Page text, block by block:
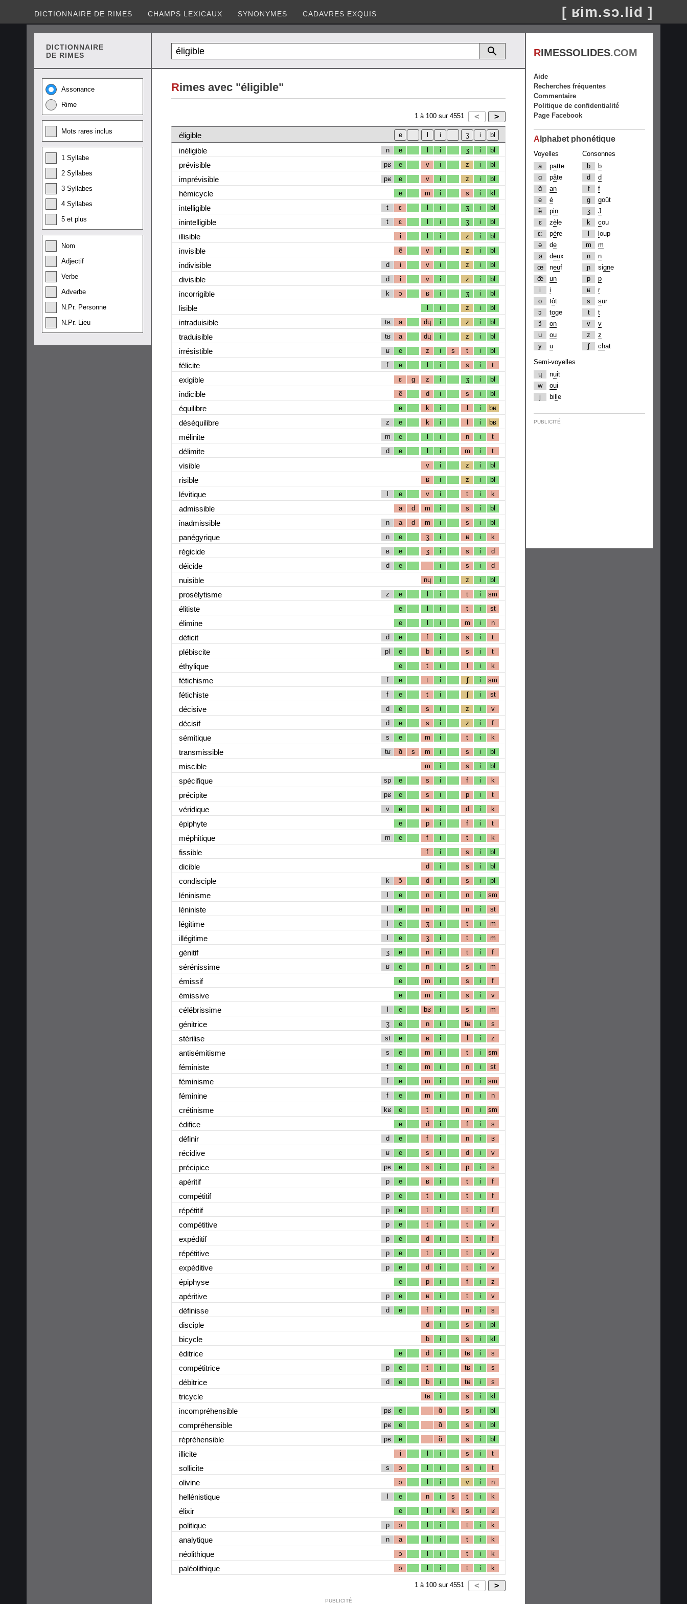
DICTIONNAIRE DE RIMES CHAMPS LEXICAUX SYNONYMES CADAVRES EXQUIS [ ʁim.sɔ.lid ]
DICTIONNAIRE
DE RIMES
Assonance
Rime
Mots rares inclus
1 Syllabe
2 Syllabes
3 Syllabes
4 Syllabes
5 et plus
Nom
Adjectif
Verbe
Adverbe
N.Pr. Personne
N.Pr. Lieu
Rimes avec "éligible"
1 à 100 sur 4551
éligible
inéligible
n e l i ʒ i bl
prévisible pʁ e v i z i bl
imprévisible pʁ e v i z i bl
hémicycle e m i s i kl
intelligible t ɛ l i ʒ i bl
inintelligible t ɛ l i ʒ i bl
illisible i l i z i bl
invisible ẽ v i z i bl
indivisible d i v i z i bl
divisible d i v i z i bl
incorrigible k ɔ ʁ i ʒ i bl
lisible l i z i bl
intraduisible tʁ a dɥ i z i bl
traduisible tʁ a dɥ i z i bl
irrésistible ʁ e z i s t i bl
félicite f e l i s i t
exigible ɛ g z i ʒ i bl
indicible ẽ d i s i bl
équilibre e k i l i bʁ
déséquilibre z e k i l i bʁ
mélinite m e l i n i t
délimite d e l i m i t
visible v i z i bl
risible ʁ i z i bl
lévitique l e v i t i k
admissible a d m i s i bl
inadmissible n a d m i s i bl
panégyrique n e ʒ i ʁ i k
régicide ʁ e ʒ i s i d
déicide d e i s i d
nuisible nɥ i z i bl
prosélytisme z e l i t i sm
élitiste e l i t i st
élimine e l i m i n
déficit d e f i s i t
plébiscite pl e b i s i t
éthylique e t i l i k
fétichisme f e t i ʃ i sm
fétichiste f e t i ʃ i st
décisive d e s i z i v
décisif d e s i z i f
sémitique s e m i t i k
transmissible tʁ ɑ̃ s m i s i bl
miscible m i s i bl
spécifique sp e s i f i k
précipite pʁ e s i p i t
véridique v e ʁ i d i k
épiphyte e p i f i t
méphitique m e f i t i k
fissible f i s i bl
dicible d i s i bl
condisciple k ɔ̃ d i s i pl
léninisme l e n i n i sm
léniniste l e n i n i st
légitime l e ʒ i t i m
illégitime l e ʒ i t i m
génitif ʒ e n i t i f
sérénissime ʁ e n i s i m
émissif e m i s i f
émissive e m i s i v
célébrissime l e bʁ i s i m
génitrice ʒ e n i tʁ i s
stérilise st e ʁ i l i z
antisémitisme s e m i t i sm
féministe f e m i n i st
féminisme f e m i n i sm
féminine f e m i n i n
crétinisme kʁ e t i n i sm
édifice e d i f i s
définir d e f i n i ʁ
récidive ʁ e s i d i v
précipice pʁ e s i p i s
apéritif p e ʁ i t i f
compétitif p e t i t i f
répétitif p e t i t i f
compétitive p e t i t i v
expéditif p e d i t i f
répétitive p e t i t i v
expéditive p e d i t i v
épiphyse e p i f i z
apéritive p e ʁ i t i v
définisse d e f i n i s
disciple d i s i pl
bicycle b i s i kl
éditrice e d i tʁ i s
compétitrice p e t i tʁ i s
débitrice d e b i tʁ i s
tricycle tʁ i s i kl
incompréhensible pʁ e ɑ̃ s i bl
compréhensible pʁ e ɑ̃ s i bl
répréhensible pʁ e ɑ̃ s i bl
illicite i l i s i t
sollicite s ɔ l i s i t
olivine ɔ l i v i n
hellénistique l e n i s t i k
élixir e l i k s i ʁ
politique p ɔ l i t i k
analytique n a l i t i k
néolithique ɔ l i t i k
paléolithique ɔ l i t i k
1 à 100 sur 4551
PUBLICITÉ
RIMESSOLIDES.COM
Aide
Recherches fréquentes
Commentaire
Politique de confidentialité
Page Facebook
A lphabet phonétique
Voyelles
a
patte
ɑ
pâte
ɑ̃
an
e
é
ẽ
pin
ɛ
zè le
ɛː
père
ə
de
ø
deux
œ
neuf
œ̃
un
i
i
o
tôt
ɔ
toge
ɔ̃
on
u
ou
y
u
Consonnes
b
b
d
d
f
f
g
goût
ʒ
J
k
cou
oup
m
m
n
n
ɲ
signe
p
p
ʁ
r
s
sur
t
t
v
v
z
z
ʃ
chat
Semi-voyelles
ɥ
nuit
w
oui
j
bi e
PUBLICITÉ